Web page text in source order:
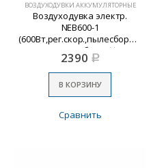
ВОЗДУХОДУВКИ АККУМУЛЯТОРНЫЕ
Воздуходувка электр.
NEB600-1
(600Вт,рег.скор.,пылесборник,2
режима работы) №1
2390 Р
В КОРЗИНУ
Сравнить